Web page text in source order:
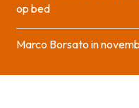
op bed
Marco Borsato in